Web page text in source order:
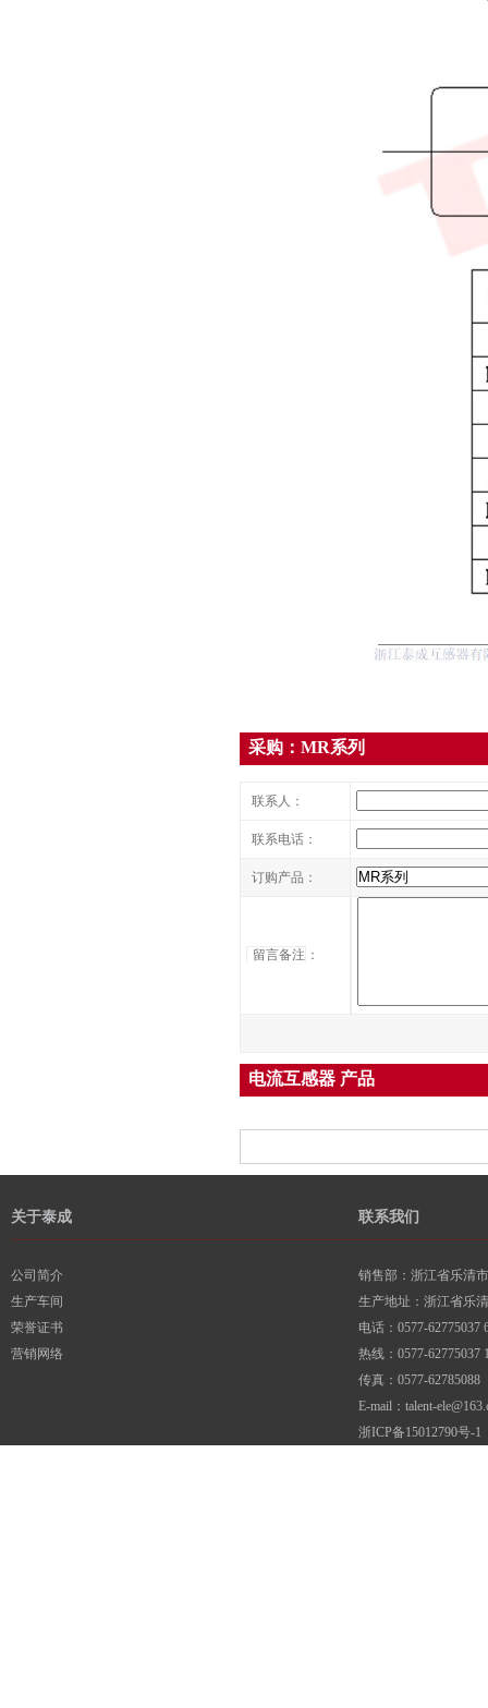
采购：MR系列
联系人：
联系电话：
订购产品：
留言备注 ：
电流互感器 产品
关于泰成 联系我们
公司简介
生产车间
荣誉证书
营销网络
销售部：浙江省乐清
生产地址：浙江省乐
电话：0577-62775037
热线：0577-62775037
传真：0577-62785088
E-mail：talent-
浙ICP备15012790号-1